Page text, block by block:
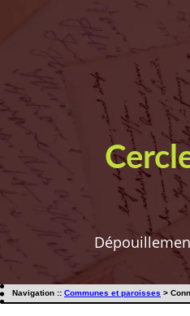
Navigation :: Communes et paroisses >